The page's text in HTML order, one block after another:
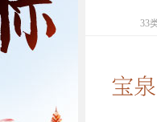
33